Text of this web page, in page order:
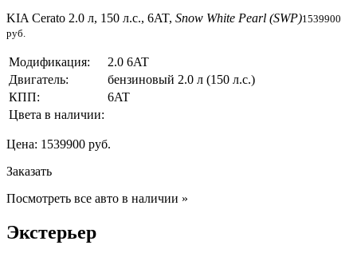
KIA Cerato 2.0 л, 150 л.с., 6AT, Snow White Pearl (SWP)1539900
руб.
Модификация:
2.0 6AT
Двигатель:
бензиновый 2.0 л (150 л.с.)
КПП:
6AT
Цвета в наличии:
Цена: 1539900 руб.
Заказать
Посмотреть все авто в наличии »
Экстерьер